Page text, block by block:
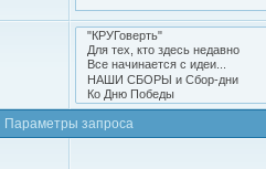
Параметры запроса